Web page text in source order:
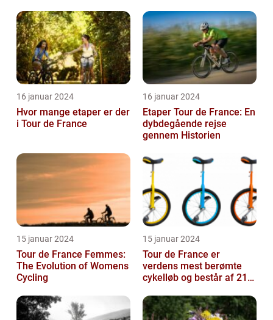
udholden...
16 januar 2024
Hvor mange etaper er der
i Tour de France
16 januar 2024
Etaper Tour de France: En
dybdegående rejse
gennem Historien
15 januar 2024
Tour de France Femmes:
The Evolution of Womens
Cycling
15 januar 2024
Tour de France er
verdens mest berømte
cykelløb og består af 21